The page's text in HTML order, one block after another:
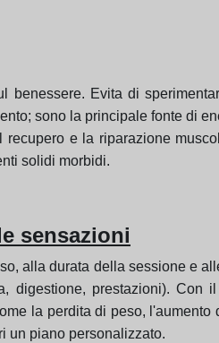
benessere. Evita di
sono la principale fonte di
e la riparazione
solidi morbidi.
sensazioni
alla durata della sessione e
prestazioni). Con
la perdita di peso,
un piano personalizzato.